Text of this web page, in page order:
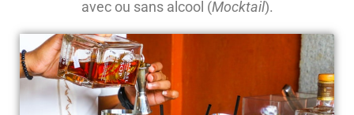
avec ou sans alcool (Mocktail).